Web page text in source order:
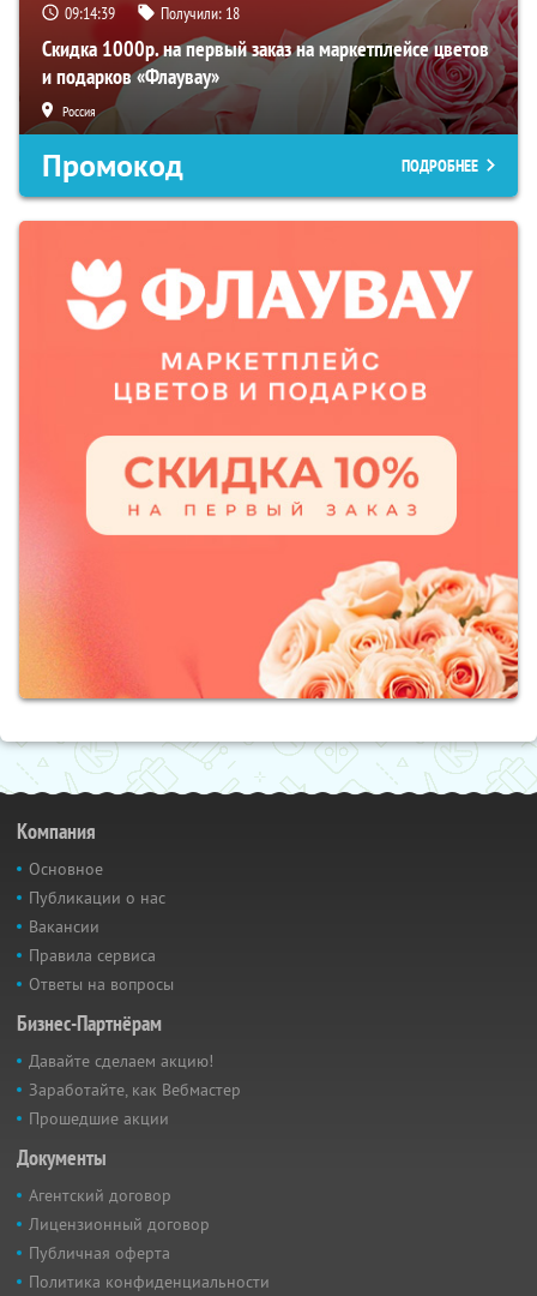
09:14:39 Получили: 18
Скидка 1000р. на первый заказ на маркетплейсе цветов
и подарков «Флаувау»
Россия
Промокод ПОДРОБНЕЕ
Компания
Основное
Публикации о нас
Вакансии
Правила сервиса
Ответы на вопросы
Бизнес-Партнёрам
Давайте сделаем акцию!
Заработайте, как Вебмастер
Прошедшие акции
Документы
Агентский договор
Лицензионный договор
Публичная оферта
Политика конфиденциальности